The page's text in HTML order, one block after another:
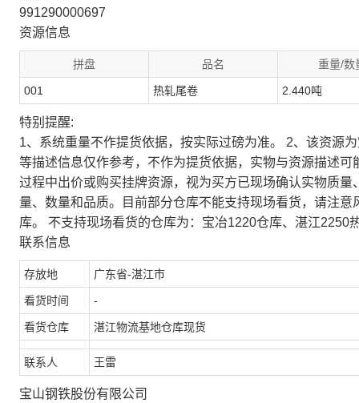
991290000697
资源信息
拼盘 品名 重量/数
001 热轧尾卷 2.440吨
特别提醒:
1、系统重量不作提货依据，按实际过磅为准。 2、该资源
等描述信息仅作参考，不作为提货依据，实物与资源描述
过程中出价或购买挂牌资源，视为买方已现场确认实物质
量、数量和品质。目前部分仓库不能支持现场看货，请注
库。 不支持现场看货的仓库为：宝冶1220仓库、湛江2250
联系信息
存放地 广东省-湛江市
看货时间 -
看货仓库 湛江物流基地仓库现货
联系人 王雷
宝山钢铁股份有限公司